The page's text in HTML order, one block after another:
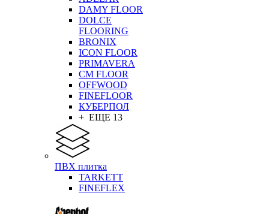
DAMY FLOOR
DOLCE
FLOORING
BRONIX
ICON FLOOR
PRIMAVERA
CM FLOOR
OFFWOOD
FINEFLOOR
КУБЕРПОЛ
+ ЕЩЕ 13
ПВХ плитка
TARKETT
FINEFLEX